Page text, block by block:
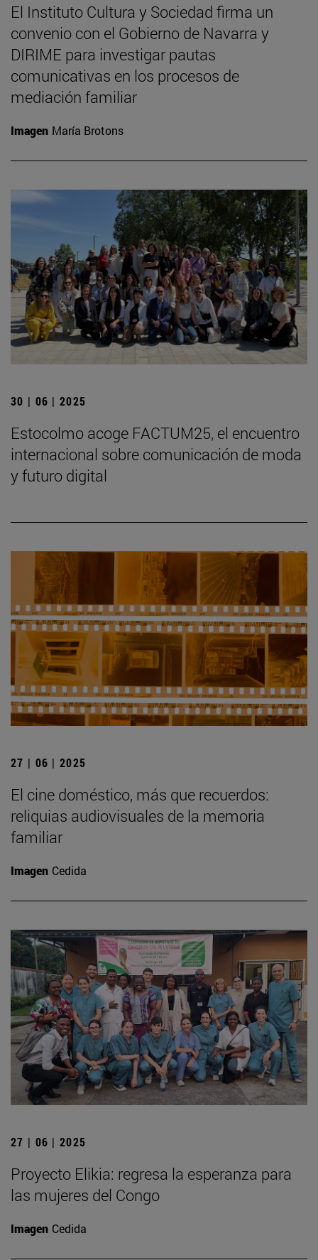
El Instituto Cultura y Sociedad firma un
convenio con el Gobierno de Navarra y
DIRIME para investigar pautas
comunicativas en los procesos de
mediación familiar
Imagen María Brotons
30 | 06 | 2025
Estocolmo acoge FACTUM25, el encuentro
internacional sobre comunicación de moda
y futuro digital
27 | 06 | 2025
El cine doméstico, más que recuerdos:
reliquias audiovisuales de la memoria
familiar
Imagen Cedida
27 | 06 | 2025
Proyecto Elikia: regresa la esperanza para
las mujeres del Congo
Imagen Cedida